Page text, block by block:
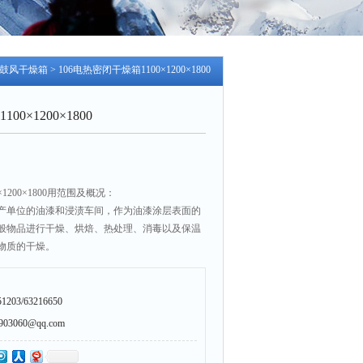
风干燥箱 > 106电热密闭干燥箱1100×1200×1800
用范围及概况：
单位的油漆和浸渍车间，作为油漆涂层表面的
物品进行干燥、烘焙、热处理、消毒以及保温
的干燥。
63216650